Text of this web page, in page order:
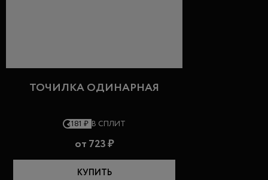
ТОЧИЛКА ОДИНАРНАЯ
181 ₽ В СПЛИТ
от723 ₽
КУПИТЬ